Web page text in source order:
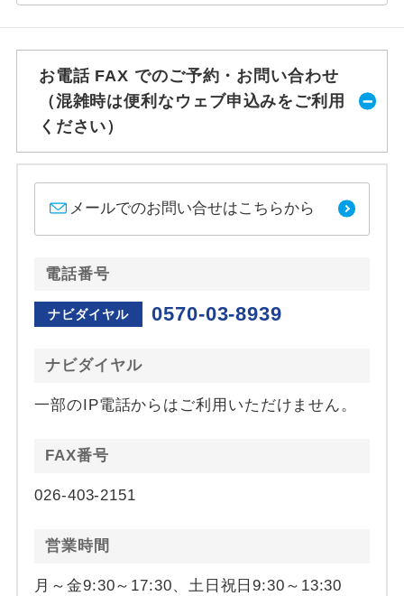
お電話 FAX でのご予約・お問い合わせ
（混雑時は便利なウェブ申込みをご利用
ください）
メールでのお問い合せはこちらから
電話番号
ナビダイヤル 0570-03-8939
ナビダイヤル
一部のIP電話からはご利用いただけません。
FAX番号
026-403-2151
営業時間
月～金9:30～17:30、土日祝日9:30～13:30